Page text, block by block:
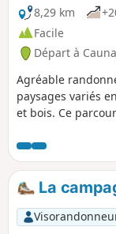
8,29 km
Facile
Départ à
Agréable
paysages variés
et bois. Ce
fontaine
miraculeuses, et
La